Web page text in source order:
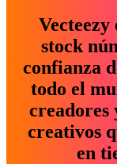
Vecteezy
stock
confianza
todo el
creadores
creativos
en